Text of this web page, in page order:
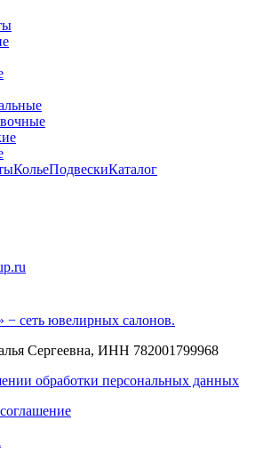
КольеПодвескиКаталог
сеть ювелирных салонов.
Сергеевна, ИНН 782001799968
обработки персональных данных